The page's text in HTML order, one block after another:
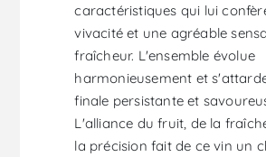
caractéristiques qui lui
vivacité et une agréable
fraîcheur. L'ensemble évolue
harmonieusement et
finale persistante et
L'alliance du fruit, de la
la précision fait de ce vin un